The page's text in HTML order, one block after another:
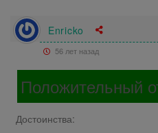
Enricko
56 лет назад
Положительный
Достоинства: